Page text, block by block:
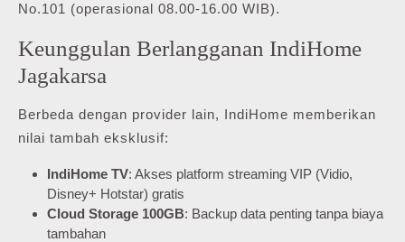
No.101 (operasional 08.00-16.00 WIB).
Keunggulan Berlangganan IndiHome
Jagakarsa
Berbeda dengan provider lain, IndiHome memberikan
nilai tambah eksklusif:
IndiHome TV: Akses platform streaming VIP (Vidio,
Disney+ Hotstar) gratis
Cloud Storage 100GB: Backup data penting tanpa biaya
tambahan